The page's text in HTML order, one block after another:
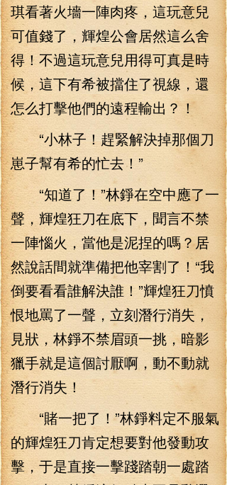
琪看著火墻一陣肉疼，這玩意兒
可值錢了，輝煌公會居然這么舍
得！不過這玩意兒用得可真是時
候，這下有希被擋住了視線，還
怎么打擊他們的遠程輸出？！
“小林子！趕緊解決掉那個刀
崽子幫有希的忙去！”
“知道了！”林錚在空中應了一
聲，輝煌狂刀在底下，聞言不禁
一陣惱火，當他是泥捏的嗎？居
然說話間就準備把他宰割了！“我
倒要看看誰解決誰！”輝煌狂刀憤
恨地罵了一聲，立刻潛行消失，
見狀，林錚不禁眉頭一挑，暗影
獵手就是這個討厭啊，動不動就
潛行消失！
“賭一把了！”林錚料定不服氣
的輝煌狂刀肯定想要對他發動攻
擊，于是直接一擊踐踏朝一處踏